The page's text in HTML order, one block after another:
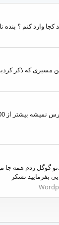
وارد کنم ؟ بنده
مسیری که ذکر